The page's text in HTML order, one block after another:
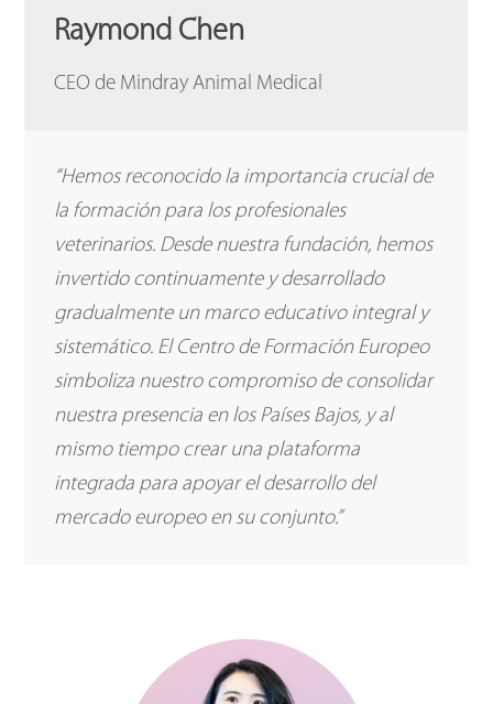
Raymond Chen
CEO de Mindray Animal Medical
“Hemos reconocido la importancia crucial de
la formación para los profesionales
veterinarios. Desde nuestra fundación, hemos
invertido continuamente y desarrollado
gradualmente un marco educativo integral y
sistemático. El Centro de Formación Europeo
simboliza nuestro compromiso de consolidar
nuestra presencia en los Países Bajos, y al
mismo tiempo crear una plataforma
integrada para apoyar el desarrollo del
mercado europeo en su conjunto.”